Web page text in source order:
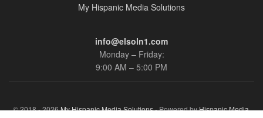
My Hispanic Media Solutions
info@elsoln1.com
Monday – Friday:
9:00 AM – 5:00 PM
© 2018 - 2026My Hispanic Media Solutions- Powered byHispanic Media,